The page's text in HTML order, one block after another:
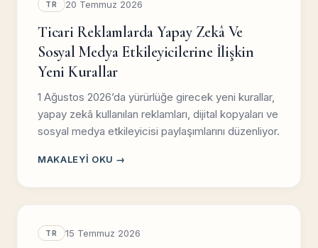
TR 20 Temmuz 2026
Ticari Reklamlarda Yapay Zekâ Ve
Sosyal Medya Etkileyicilerine İlişkin
Yeni Kurallar
1 Ağustos 2026’da yürürlüğe girecek yeni kurallar,
yapay zekâ kullanılan reklamları, dijital kopyaları ve
sosyal medya etkileyicisi paylaşımlarını düzenliyor.
MAKALEYI OKU →
TR 15 Temmuz 2026